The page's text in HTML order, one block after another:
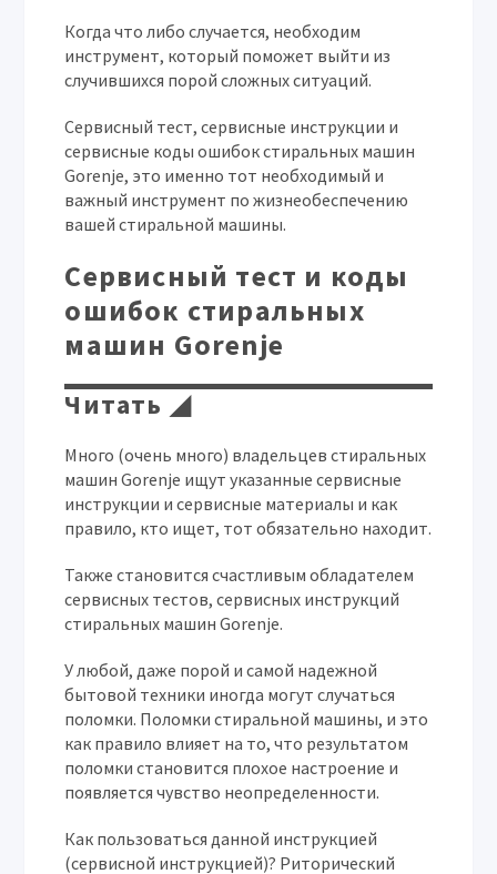
Когда что либо случается, необходим
инструмент, который поможет выйти из
случившихся порой сложных ситуаций.
Сервисный тест, сервисные инструкции и
сервисные коды ошибок стиральных машин
Gorenje, это именно тот необходимый и
важный инструмент по жизнеобеспечению
вашей стиральной машины.
Сервисный тест и коды
ошибок стиральных
машин Gorenje
Читать ◢
Много (очень много) владельцев стиральных
машин Gorenje ищут указанные сервисные
инструкции и сервисные материалы и как
правило, кто ищет, тот обязательно находит.
Также становится счастливым обладателем
сервисных тестов, сервисных инструкций
стиральных машин Gorenje.
У любой, даже порой и самой надежной
бытовой техники иногда могут случаться
поломки. Поломки стиральной машины, и это
как правило влияет на то, что результатом
поломки становится плохое настроение и
появляется чувство неопределенности.
Как пользоваться данной инструкцией
(сервисной инструкцией)? Риторический